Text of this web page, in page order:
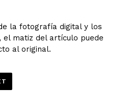
la fotografía digital y los
el matiz del artículo puede
al original.
TWITTER